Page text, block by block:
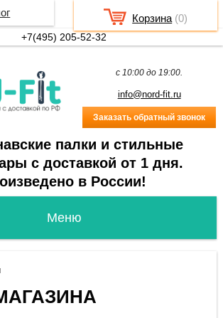
c 10:00 до 19:00.
info@nord-fit.ru
Заказать обратный звонок
палки и стильные
с доставкой от 1 дня.
в России!
+7(495) 205-52-32
Корзина (0)